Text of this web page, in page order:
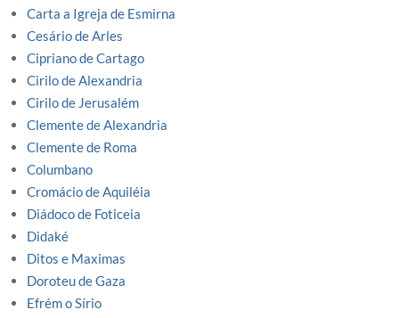
Carta a Igreja de Esmirna
Cesário de Arles
Cipriano de Cartago
Cirilo de Alexandria
Cirilo de Jerusalém
Clemente de Alexandria
Clemente de Roma
Columbano
Cromácio de Aquiléia
Diádoco de Foticeia
Didaké
Ditos e Maximas
Doroteu de Gaza
Efrém o Sírio